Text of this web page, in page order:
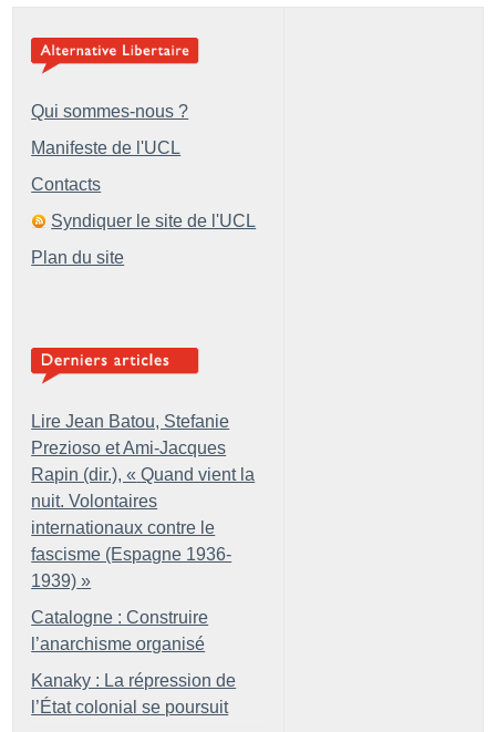
Qui sommes-nous ?
Manifeste de l'UCL
Contacts
Syndiquer le site de l'UCL
Plan du site
Lire Jean Batou, Stefanie
Prezioso et Ami-Jacques
Rapin (dir.), « Quand vient la
nuit. Volontaires
internationaux contre le
fascisme (Espagne 1936-
1939) »
Catalogne : Construire
l’anarchisme organisé
Kanaky : La répression de
l’État colonial se poursuit